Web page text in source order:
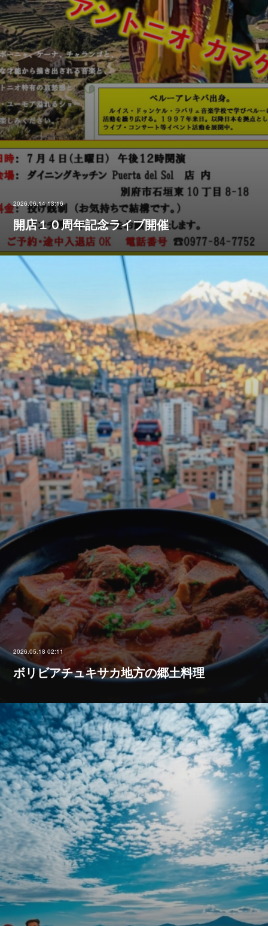
2026.06.14 13:16
開店１０周年記念ライブ開催
2026.05.18 02:11
ボリビアチュキサカ地方の郷土料理